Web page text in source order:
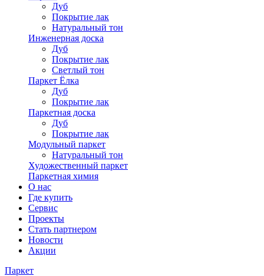
Дуб
Покрытие лак
Натуральный тон
Инженерная доска
Дуб
Покрытие лак
Светлый тон
Паркет Ёлка
Дуб
Покрытие лак
Паркетная доска
Дуб
Покрытие лак
Модульный паркет
Натуральный тон
Художественный паркет
Паркетная химия
О нас
Где купить
Сервис
Проекты
Стать партнером
Новости
Акции
Паркет